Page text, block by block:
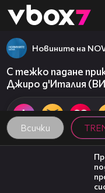
👾
Всички
Новините на
С тежко падане
Джиро д'Италия
07:12